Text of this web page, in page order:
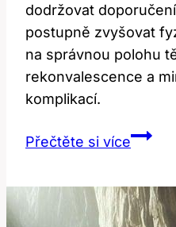
dodržovat
postupně zvyšovat
na správnou polohu
rekonvalescence a
komplikací.
Přečtěte si více
páteře: